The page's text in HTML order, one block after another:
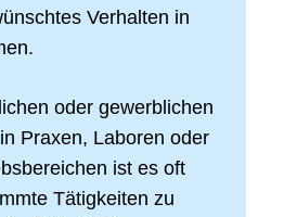
Verhalten in
oder gewerblichen
Praxen, Laboren oder
ist es oft
Tätigkeiten zu